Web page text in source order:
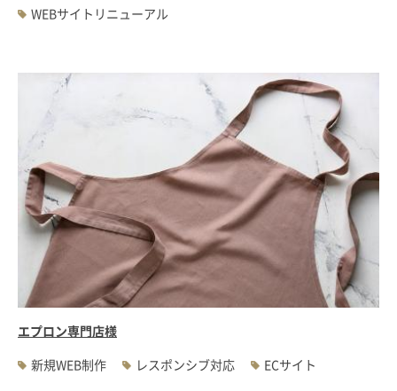
WEBサイトリニューアル
エプロン専門店様
新規WEB制作
レスポンシブ対応 ECサイト